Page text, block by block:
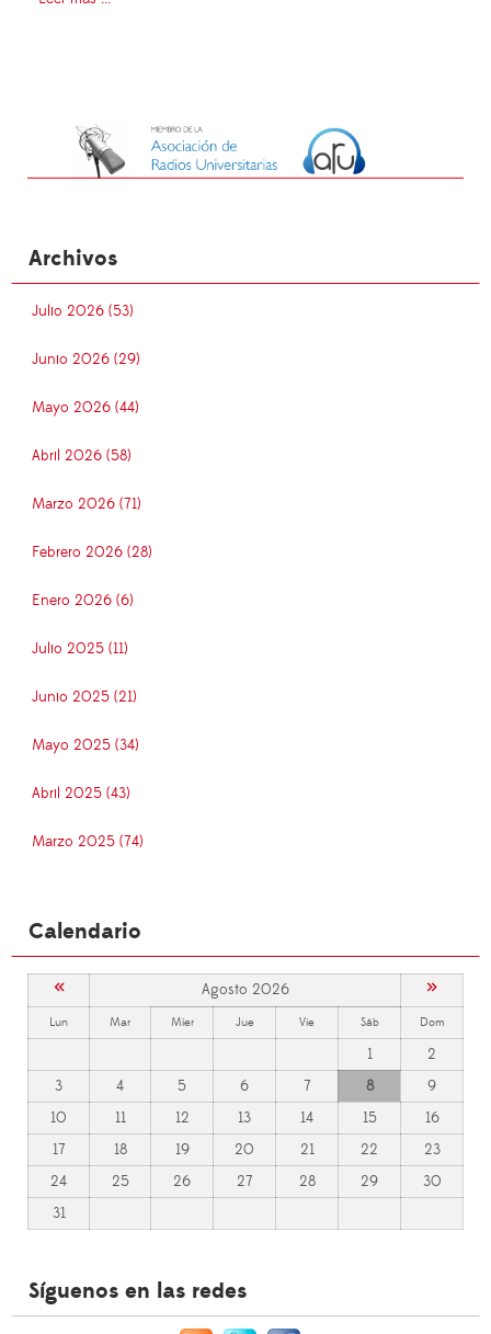
Archivos
Julio 2026 (53)
Junio 2026 (29)
Mayo 2026 (44)
Abril 2026 (58)
Marzo 2026 (71)
Febrero 2026 (28)
Enero 2026 (6)
Julio 2025 (11)
Junio 2025 (21)
Mayo 2025 (34)
Abril 2025 (43)
Marzo 2025 (74)
Calendario
« Agosto 2026 »
Lun Mar Mier Jue Vie Sáb Dom
1
2
3
4 5 6 7 8
9
10
11 12 13 14 15
16
17
18 19 20 21 22
23
24
25 26 27 28 29
30
31
Síguenos en las redes